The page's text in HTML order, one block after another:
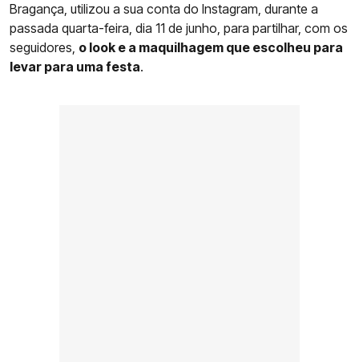
Bragança, utilizou a sua conta do Instagram, durante a
passada quarta-feira, dia 11 de junho, para partilhar, com os
seguidores, o look e a maquilhagem que escolheu para
levar para uma festa.